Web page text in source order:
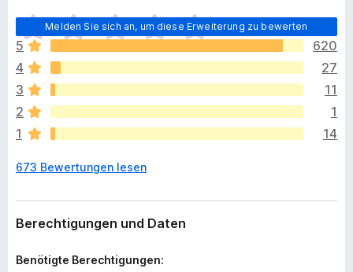
Melden Sie sich an, um diese Erweiterung zu bewerten
E
s
l
i
e
g
e
n
o
h
k
i
5
620
4
27
3
11
2
1
1
14
673 Bewertungen lesen
Berechtigungen und Daten
Benötigte Berechtigungen: